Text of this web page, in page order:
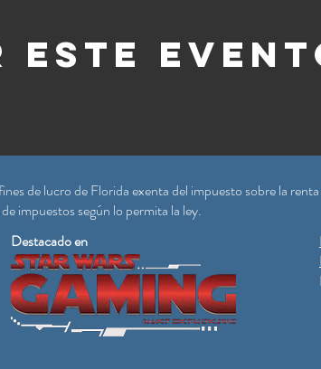
este
de lucro de Florida exenta del impuesto sobre la
impuestos según lo permita la ley.
Destacado en